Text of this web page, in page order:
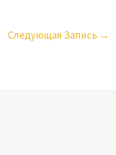
Следующая Запись →